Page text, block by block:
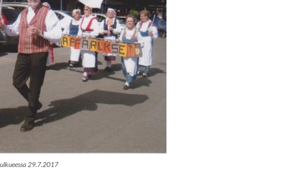
29.7.2017